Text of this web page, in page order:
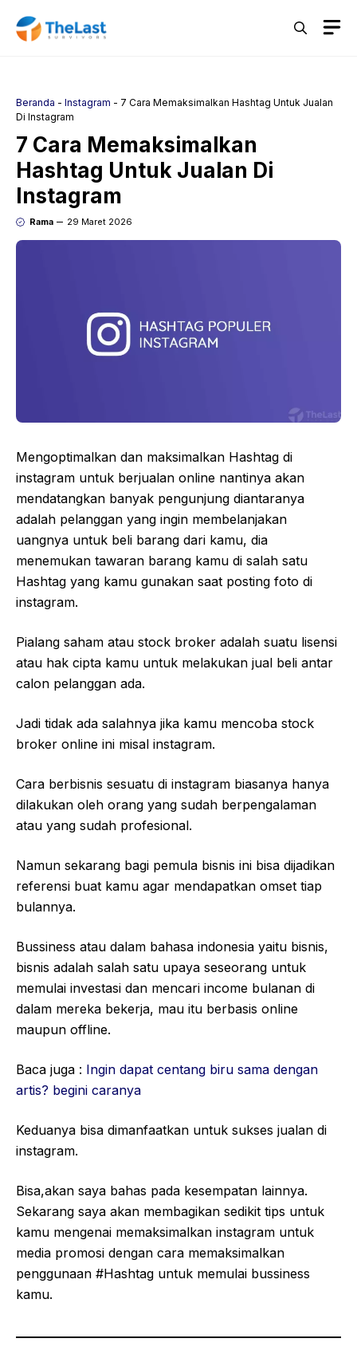
Beranda - Instagram - 7 Cara Memaksimalkan Hashtag Untuk Jualan
Di Instagram
7 Cara Memaksimalkan
Hashtag Untuk Jualan Di
Instagram
Rama 29 Maret 2026
Mengoptimalkan dan maksimalkan Hashtag di
instagram untuk berjualan online nantinya akan
mendatangkan banyak pengunjung diantaranya
adalah pelanggan yang ingin membelanjakan
uangnya untuk beli barang dari kamu, dia
menemukan tawaran barang kamu di salah satu
Hashtag yang kamu gunakan saat posting foto di
instagram.
Pialang saham atau stock broker adalah suatu lisensi
atau hak cipta kamu untuk melakukan jual beli antar
calon pelanggan ada.
Jadi tidak ada salahnya jika kamu mencoba stock
broker online ini misal instagram.
Cara berbisnis sesuatu di instagram biasanya hanya
dilakukan oleh orang yang sudah berpengalaman
atau yang sudah profesional.
Namun sekarang bagi pemula bisnis ini bisa dijadikan
referensi buat kamu agar mendapatkan omset tiap
bulannya.
Bussiness atau dalam bahasa indonesia yaitu bisnis,
bisnis adalah salah satu upaya seseorang untuk
memulai investasi dan mencari income bulanan di
dalam mereka bekerja, mau itu berbasis online
maupun offline.
Baca juga : Ingin dapat centang biru sama dengan
artis? begini caranya
Keduanya bisa dimanfaatkan untuk sukses jualan di
instagram.
Bisa,akan saya bahas pada kesempatan lainnya.
Sekarang saya akan membagikan sedikit tips untuk
kamu mengenai memaksimalkan instagram untuk
media promosi dengan cara memaksimalkan
penggunaan #Hashtag untuk memulai bussiness
kamu.